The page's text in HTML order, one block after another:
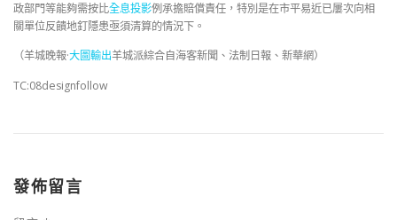
政部門等能夠需按比全息投影例承擔賠償責任，特別是在市平易近已屢次向相
關單位反饋地釘隱患亟須清算的情況下。
（羊城晚報·大圖輸出羊城派綜合自海客新聞、法制日報、新華網）
TC:08designfollow
發佈留言